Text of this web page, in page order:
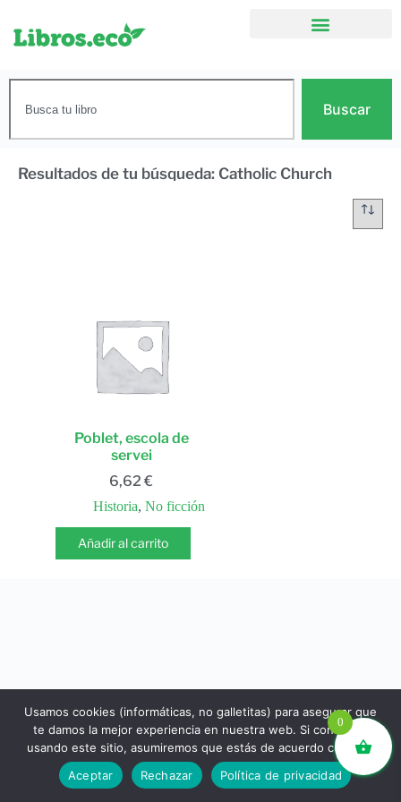
Buscar
Resultados de tu búsqueda: Catholic Church
Poblet, escola de
servei
6,62€
Historia,No ficción
Añadir al carrito
libros.eco © - Desde Barcelona para el mundo 💚 |
Devoluciones y reembolsos|Política de Privacidad
0
Usamos cookies (informáticas, no galletitas) para asegurar que
te damos la mejor experiencia en nuestra web. Si continúas
usando este sitio, asumiremos que estás de acuerdo con ello.
Aceptar
Rechazar Política de privacidad